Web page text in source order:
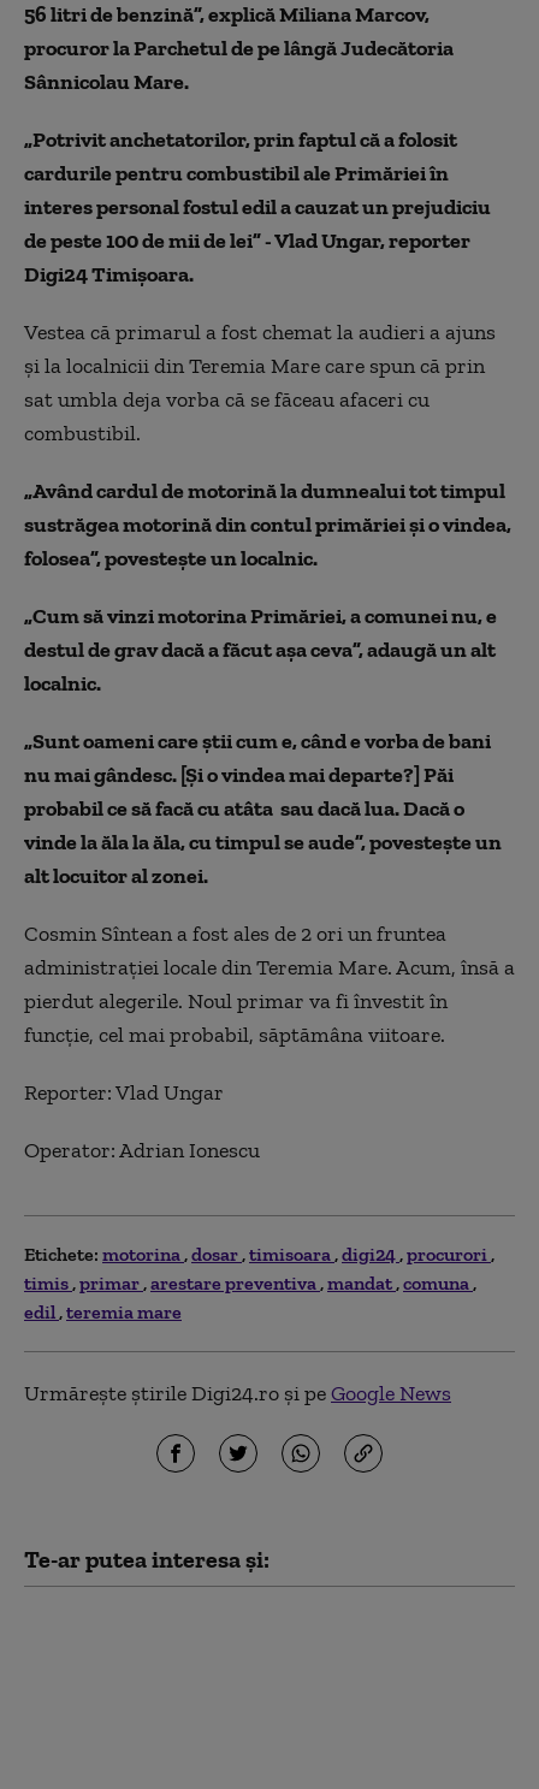
56 litri de benzină”, explicăMiliana Marcov,
procuror la Parchetul de pe lângă Judecătoria
Sânnicolau Mare.
„Potrivit anchetatorilor, prin faptul că a folosit
cardurile pentru combustibil ale Primăriei în
interes personal fostul edil a cauzat un prejudiciu
de peste 100 de mii de lei” - Vlad Ungar, reporter
Digi24 Timișoara.
Vestea că primarul a fost chemat la audieri a ajuns
și la localnicii din Teremia Mare care spun că prin
sat umbla deja vorba că se făceau afaceri cu
combustibil.
„Având cardul de motorină la dumnealui tot timpul
sustrăgea motorină din contul primăriei și o vindea,
folosea”, povestește un localnic.
„Cum să vinzi motorina Primăriei, a comunei nu, e
destul de grav dacă a făcut așa ceva”, adaugă un alt
localnic.
„Sunt oameni care știi cum e, când e vorba de bani
nu mai gândesc. [Și o vindea mai departe?] Păi
probabil ce să facă cu atâta sau dacă lua. Dacă o
vinde la ăla la ăla, cu timpul se aude”, povestește un
alt locuitor al zonei.
Cosmin Sîntean a fost ales de 2 ori un fruntea
administrației locale din Teremia Mare. Acum, însă a
pierdut alegerile. Noul primar va fi învestit în
funcție, cel mai probabil, săptămâna viitoare.
Reporter: Vlad Ungar
Operator: Adrian Ionescu
Etichete: motorina dosar timisoara digi24 procurori
timis primar arestare preventiva mandat comuna
edil teremia mare
Urmărește știrile Digi24.ro și peGoogle News
Te-ar putea interesa și: